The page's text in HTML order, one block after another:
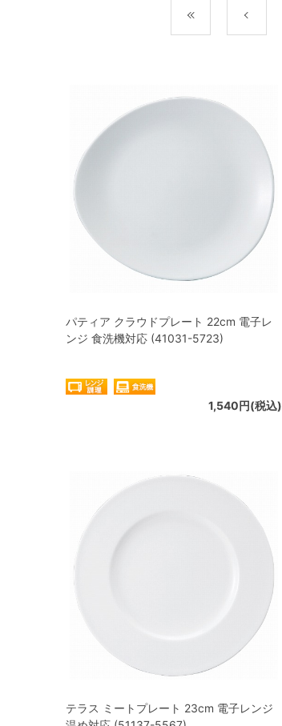
パティア クラウドプレート 22cm 電子レ
ンジ 食洗機対応 (41031-5723)
1,540円(税込)
テラス ミートプレート 23cm 電子レンジ